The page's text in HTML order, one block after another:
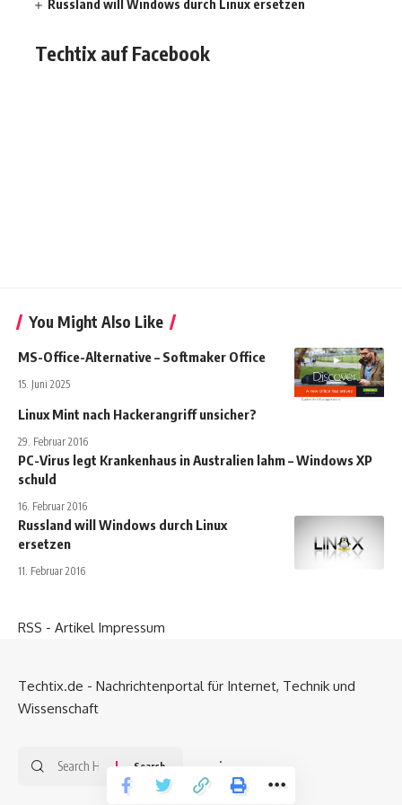
Russland will Windows durch Linux ersetzen
Techtix auf Facebook
You Might Also Like
MS-Office-Alternative – Softmaker Office
15. Juni 2025
Linux Mint nach Hackerangriff unsicher?
29. Februar 2016
PC-Virus legt Krankenhaus in Australien lahm – Windows XP
schuld
16. Februar 2016
Russland will Windows durch Linux
ersetzen
11. Februar 2016
RSS - Artikel Impressum
Techtix.de - Nachrichtenportal für Internet, Technik und
Wissenschaft
Search
.